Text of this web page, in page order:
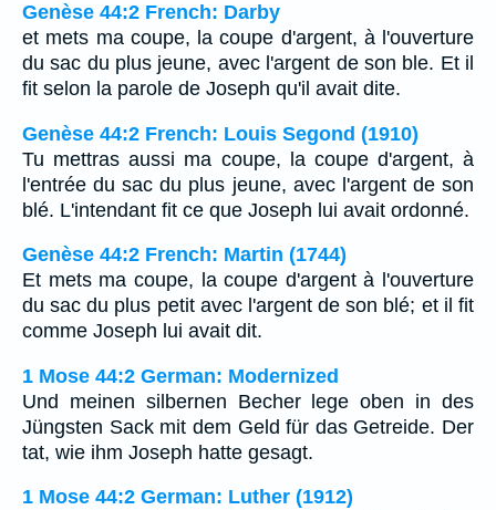
Genèse 44:2 French: Darby
et mets ma coupe, la coupe d'argent, à l'ouverture
du sac du plus jeune, avec l'argent de son ble. Et il
fit selon la parole de Joseph qu'il avait dite.
Genèse 44:2 French: Louis Segond (1910)
Tu mettras aussi ma coupe, la coupe d'argent, à
l'entrée du sac du plus jeune, avec l'argent de son
blé. L'intendant fit ce que Joseph lui avait ordonné.
Genèse 44:2 French: Martin (1744)
Et mets ma coupe, la coupe d'argent à l'ouverture
du sac du plus petit avec l'argent de son blé; et il fit
comme Joseph lui avait dit.
1 Mose 44:2 German: Modernized
Und meinen silbernen Becher lege oben in des
Jüngsten Sack mit dem Geld für das Getreide. Der
tat, wie ihm Joseph hatte gesagt.
1 Mose 44:2 German: Luther (1912)